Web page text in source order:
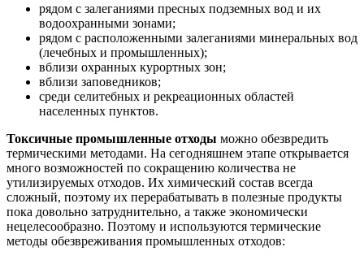
рядом с залеганиями пресных подземных вод и их
водоохранными зонами;
рядом с расположенными залеганиями минеральных вод
(лечебных и промышленных);
вблизи охранных курортных зон;
вблизи заповедников;
среди селитебных и рекреационных областей
населенных пунктов.
Токсичные промышленные отходы можно обезвредить
термическими методами. На сегодняшнем этапе открывается
много возможностей по сокращению количества не
утилизируемых отходов. Их химический состав всегда
сложный, поэтому их перерабатывать в полезные продукты
пока довольно затруднительно, а также экономически
нецелесообразно. Поэтому и используются термические
методы обезвреживания промышленных отходов: